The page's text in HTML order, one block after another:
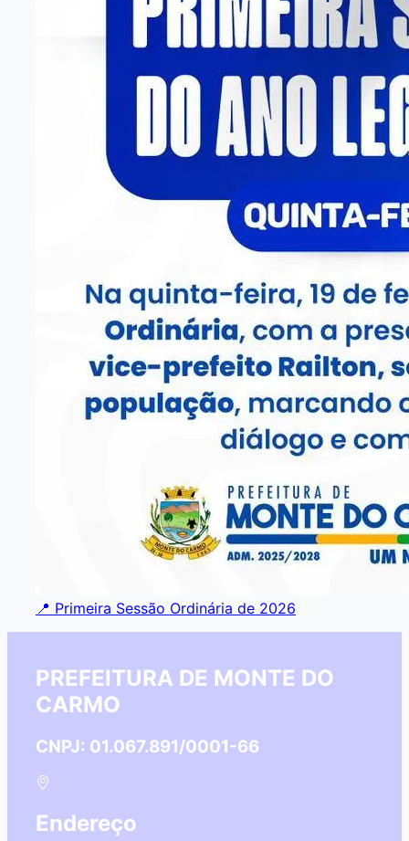
📍 Primeira Sessão Ordinária de 2026
PREFEITURA DE MONTE DO
CARMO
CNPJ: 01.067.891/0001-66
Endereço